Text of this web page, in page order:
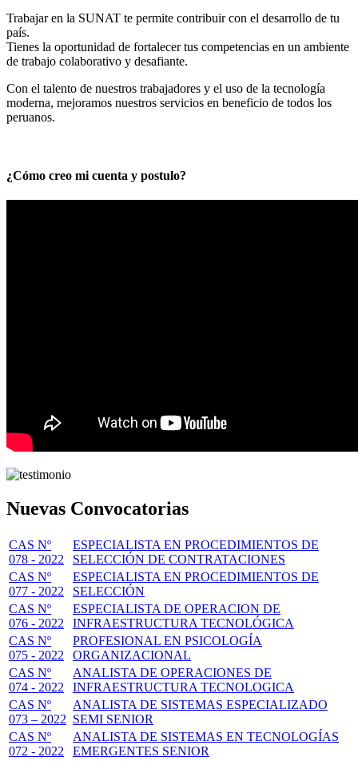
Trabajar en la SUNAT te permite contribuir con el desarrollo de tu
país.
Tienes la oportunidad de fortalecer tus competencias en un ambiente
de trabajo colaborativo y desafiante.
Con el talento de nuestros trabajadores y el uso de la tecnología
moderna, mejoramos nuestros servicios en beneficio de todos los
peruanos.
¿Cómo creo mi cuenta y postulo?
Nuevas Convocatorias
CAS Nº
078 - 2022
ESPECIALISTA EN PROCEDIMIENTOS DE
SELECCIÓN DE CONTRATACIONES
CAS Nº
077 - 2022
ESPECIALISTA EN PROCEDIMIENTOS DE
SELECCIÓN
CAS Nº
076 - 2022
ESPECIALISTA DE OPERACION DE
INFRAESTRUCTURA TECNOLÓGICA
CAS Nº
075 - 2022
PROFESIONAL EN PSICOLOGÍA
ORGANIZACIONAL
CAS Nº
074 - 2022
ANALISTA DE OPERACIONES DE
INFRAESTRUCTURA TECNOLOGICA
CAS Nº
073 – 2022
ANALISTA DE SISTEMAS ESPECIALIZADO
SEMI SENIOR
CAS Nº
072 - 2022
ANALISTA DE SISTEMAS EN TECNOLOGÍAS
EMERGENTES SENIOR